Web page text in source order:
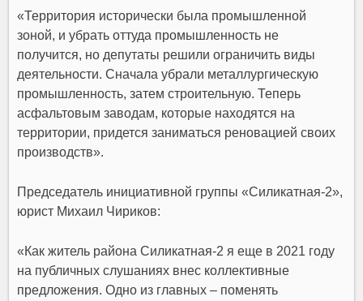
«Территория исторически была промышленной
зоной, и убрать оттуда промышленность не
получится, но депутаты решили ограничить виды
деятельности. Сначала убрали металлургическую
промышленность, затем строительную. Теперь
асфальтовым заводам, которые находятся на
территории, придется заниматься реновацией своих
производств».
Председатель инициативной группы «Силикатная-2»,
юрист Михаил Чириков:
«Как житель района Силикатная-2 я еще в 2021 году
на публичных слушаниях внес коллективные
предложения. Одно из главных – поменять